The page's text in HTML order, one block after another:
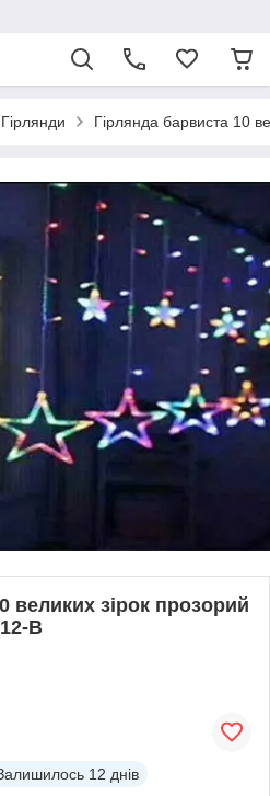
Гірлянди Гірлянда барвиста 10
великих зірок прозорий
B
12 днів